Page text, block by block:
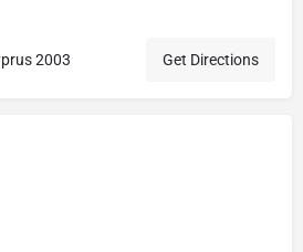
2003 Get Directions